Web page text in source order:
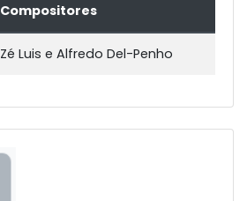
Compositores
Zé Luis e Alfredo Del-Penho